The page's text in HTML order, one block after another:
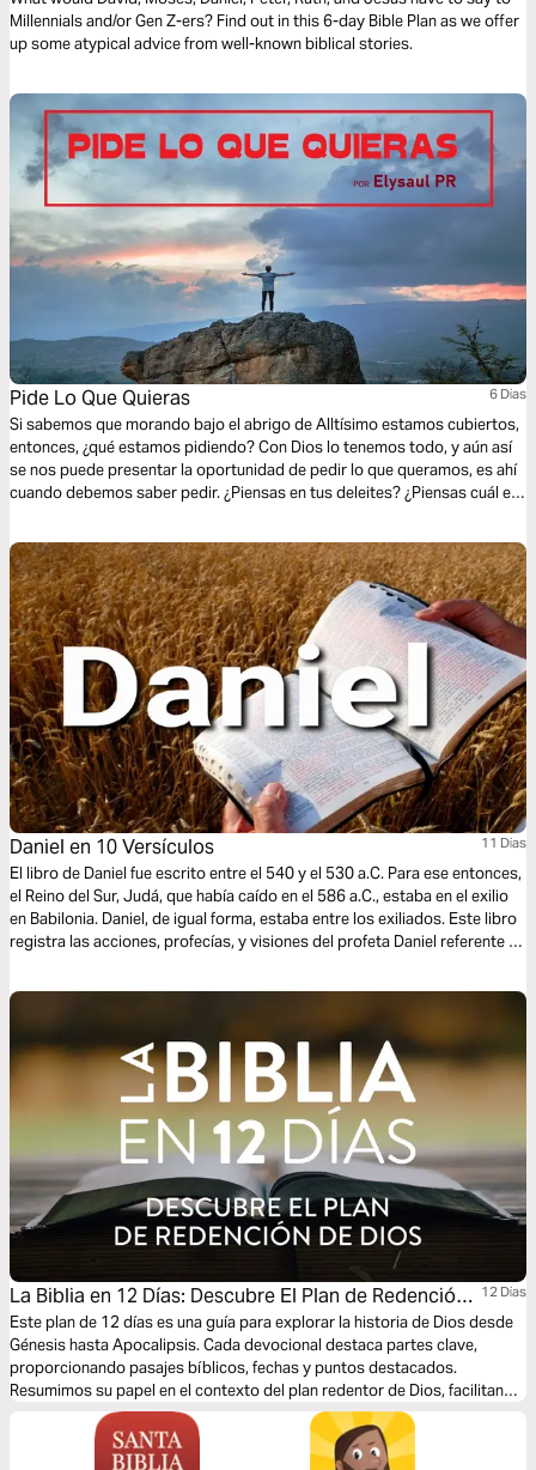
Millennials and/or Gen Z-ers? Find out in this 6-day Bible Plan as we offer
up some atypical advice from well-known biblical stories.
Pide Lo Que Quieras 6 Dias
Si sabemos que morando bajo el abrigo de Alltísimo estamos cubiertos,
entonces, ¿qué estamos pidiendo? Con Dios lo tenemos todo, y aún así
se nos puede presentar la oportunidad de pedir lo que queramos, es ahí
cuando debemos saber pedir. ¿Piensas en tus deleites? ¿Piensas cuál es
dejemos nuestras cargas y preocupaciones de lado, descubramos esos
momentos claves donde Él abre un sinfín de oportunidades para que
podamos vivir quietos y reposados en Su presencia.
Daniel en 10 Versículos 11 Dias
El libro de Daniel fue escrito entre el 540 y el 530 a.C. Para ese entonces,
el Reino del Sur, Judá, que había caído en el 586 a.C., estaba en el exilio
en Babilonia. Daniel, de igual forma, estaba entre los exiliados. Este libro
registra las acciones, profecías, y visiones del profeta Daniel referente a
versículos.
La Biblia en 12 Días: Descubre El Plan de Redención
de Dios
12 Dias
Este plan de 12 días es una guía para explorar la historia de Dios desde
Génesis hasta Apocalipsis. Cada devocional destaca partes clave,
proporcionando pasajes bíblicos, fechas y puntos destacados.
Resumimos su papel en el contexto del plan redentor de Dios, facilitando
la comprensión. La lectura de estos pasajes tomará aproximadamente
30 minutos, ofreciendo una visión integral de la narrativa bíblica en un
corto período.